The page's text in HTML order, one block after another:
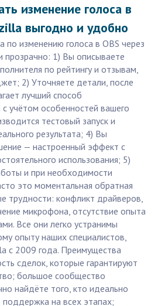
изменение голоса в
выгодно и удобно
по изменению голоса в OBS через
прозрачно: 1) Вы описываете
по рейтингу и отзывам,
2) Уточняете детали, после
лучший способ
учётом особенностей вашего
тестовый запуск и
результата; 4) Вы
— настроенный эффект с
использования; 5)
и при необходимости
это моментальная обратная
трудности: конфликт драйверов,
микрофона, отсутствие опыта
Все они легко устранимы
опыту наших специалистов,
с 2009 года. Преимущества
сделок, которые гарантируют
большое сообщество
найдёте того, кто идеально
на всех этапах;